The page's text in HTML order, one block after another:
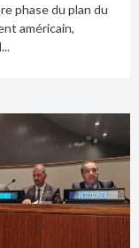
phase du plan du
américain,